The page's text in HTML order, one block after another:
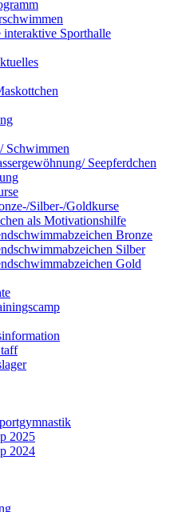
Sporthalle
Schwimmen
Seepferdchen
Silber-/Goldkurse
als Motivationshilfe
Bronze
Silber
Gold
2025
2024